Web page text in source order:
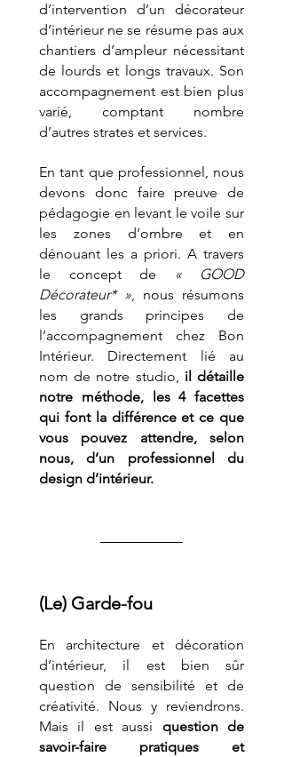
d’intervention d’un décorateur
d’intérieur ne se résume pas aux
chantiers d’ampleur nécessitant
de lourds et longs travaux. Son
accompagnement est bien plus
varié, comptant nombre
d’autres strates et services.
En tant que professionnel, nous
devons donc faire preuve de
pédagogie en levant le voile sur
les zones d’ombre et en
dénouant les a priori. A travers
le concept de
« GOOD
Décorateur* », nous résumons
les grands principes de
l’accompagnement chez Bon
Intérieur. Directement lié au
nom de notre studio, il détaille
notre méthode, les 4 facettes
qui font la différence et ce que
vous pouvez attendre, selon
nous, d’un professionnel du
design d’intérieur.
(Le) Garde-fou
En architecture et décoration
d’intérieur, il est bien sûr
question de sensibilité et de
créativité. Nous y reviendrons.
Mais il est aussi question de
savoir-faire pratiques et